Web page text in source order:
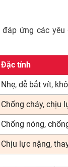
ứng các
Đặc tính
Nhẹ, dễ bắt vít,
Chống cháy, chịu
Chống nóng,
Chịu lực nặng,